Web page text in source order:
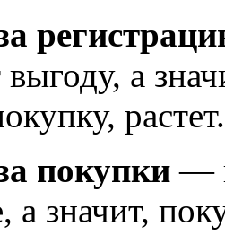
а
растет.
покупки —
а значит,